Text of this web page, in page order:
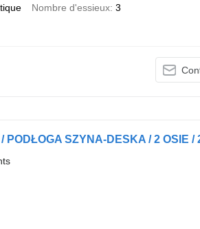
Nombre d'essieux 3
SZYNA-DESKA / 2 OSIE /